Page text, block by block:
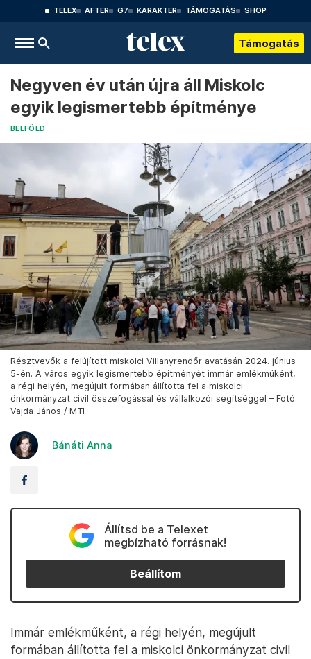
TELEX AFTER G7 KARAKTER TÁMOGATÁS SHOP
Támogatás
Negyven év után újra áll Miskolc
egyik legismertebb építménye
BELFÖLD
Résztvevők a felújított miskolci Villanyrendőr avatásán 2024. június
5-én. A város egyik legismertebb építményét immár emlékműként,
a régi helyén, megújult formában állította fel a miskolci
önkormányzat civil összefogással és vállalkozói segítséggel – Fotó:
Vajda János / MTI
Bánáti Anna
Állítsd be a Telexet
megbízható forrásnak!
Beállítom
Immár emlékműként, a régi helyén, megújult
formában állította fel a miskolci önkormányzat civil